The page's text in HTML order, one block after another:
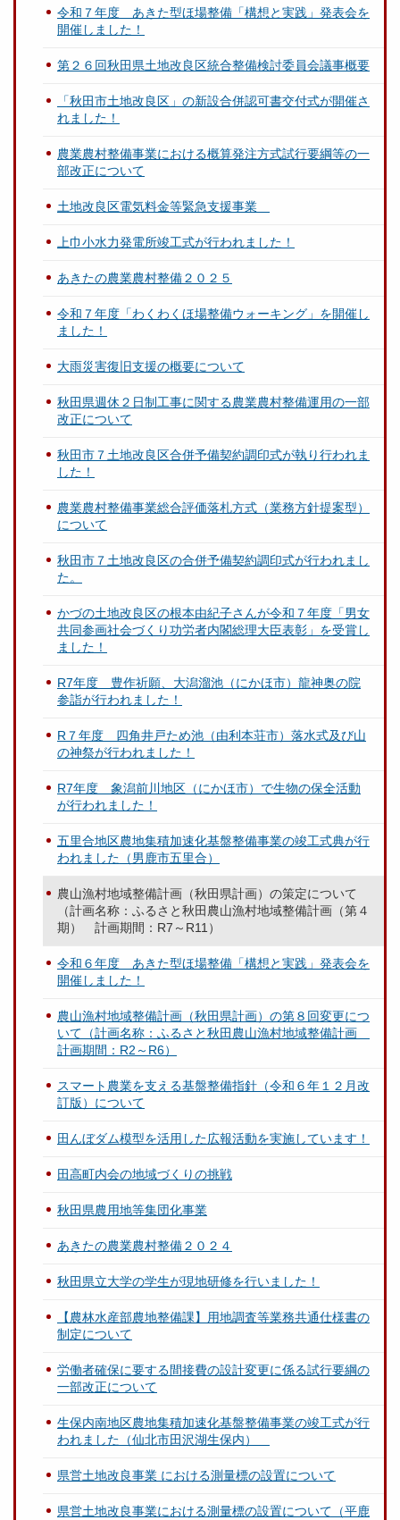
令和７年度 あきた型ほ場整備「構想と実践」発表会を
開催しました！
第２６回秋田県土地改良区統合整備検討委員会議事概要
「秋田市土地改良区」の新設合併認可書交付式が開催さ
れました！
農業農村整備事業における概算発注方式試行要綱等の一
部改正について
土地改良区電気料金等緊急支援事業
上巾小水力発電所竣工式が行われました！
あきたの農業農村整備２０２５
令和７年度「わくわくほ場整備ウォーキング」を開催し
ました！
大雨災害復旧支援の概要について
秋田県週休２日制工事に関する農業農村整備運用の一部
改正について
秋田市７土地改良区合併予備契約調印式が執り行われま
した！
農業農村整備事業総合評価落札方式（業務方針提案型）
について
秋田市７土地改良区の合併予備契約調印式が行われまし
た。
かづの土地改良区の根本由紀子さんが令和７年度「男女
共同参画社会づくり功労者内閣総理大臣表彰」を受賞し
ました！
R7年度 豊作祈願、大潟溜池（にかほ市）龍神奥の院
参詣が行われました！
R７年度 四角井戸ため池（由利本荘市）落水式及び山
の神祭が行われました！
R7年度 象潟前川地区（にかほ市）で生物の保全活動
が行われました！
五里合地区農地集積加速化基盤整備事業の竣工式典が行
われました（男鹿市五里合）
農山漁村地域整備計画（秋田県計画）の策定について
（計画名称：ふるさと秋田農山漁村地域整備計画（第４
期） 計画期間：R7～R11）
令和６年度 あきた型ほ場整備「構想と実践」発表会を
開催しました！
農山漁村地域整備計画（秋田県計画）の第８回変更につ
いて（計画名称：ふるさと秋田農山漁村地域整備計画
計画期間：R2～R6）
スマート農業を支える基盤整備指針（令和６年１２月改
訂版）について
田んぼダム模型を活用した広報活動を実施しています！
田高町内会の地域づくりの挑戦
秋田県農用地等集団化事業
あきたの農業農村整備２０２４
秋田県立大学の学生が現地研修を行いました！
【農林水産部農地整備課】用地調査等業務共通仕様書の
制定について
労働者確保に要する間接費の設計変更に係る試行要綱の
一部改正について
生保内南地区農地集積加速化基盤整備事業の竣工式が行
われました（仙北市田沢湖生保内）
県営土地改良事業 における測量標の設置について
県営土地改良事業における測量標の設置について（平鹿